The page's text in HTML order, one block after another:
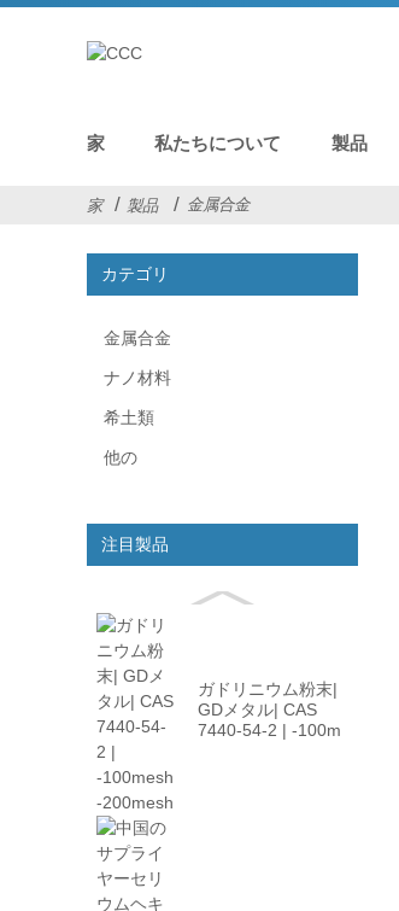
家 私たちについて 製品
家 製品 金属合金
カテゴリ
金属合金
ナノ材料
希土類
他の
注目製品
ガドリニウム粉末|
GDメタル| CAS
7440-54-2 | -100m